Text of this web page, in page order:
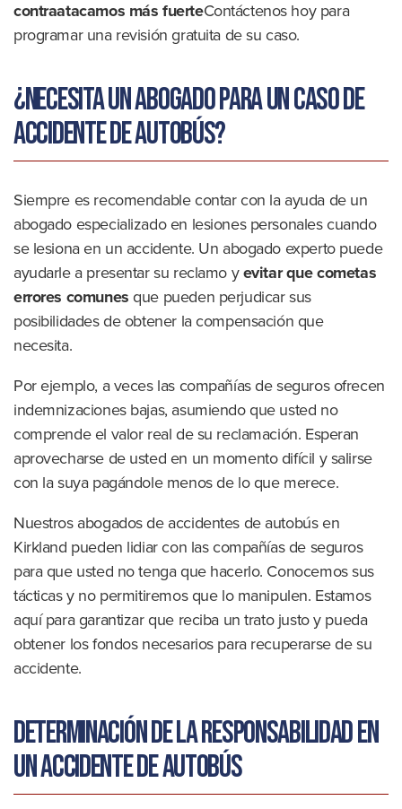
contraatacamos más fuerteContáctenos hoy para
programar una revisión gratuita de su caso.
¿Necesita un abogado para un caso de
accidente de autobús?
Siempre es recomendable contar con la ayuda de un
abogado especializado en lesiones personales cuando
se lesiona en un accidente. Un abogado experto puede
ayudarle a presentar su reclamo yevitar que cometas
errores comunesque pueden perjudicar sus
posibilidades de obtener la compensación que
necesita.
Por ejemplo, a veces las compañías de seguros ofrecen
indemnizaciones bajas, asumiendo que usted no
comprende el valor real de su reclamación. Esperan
aprovecharse de usted en un momento difícil y salirse
con la suya pagándole menos de lo que merece.
Nuestros abogados de accidentes de autobús en
Kirkland pueden lidiar con las compañías de seguros
para que usted no tenga que hacerlo. Conocemos sus
tácticas y no permitiremos que lo manipulen. Estamos
aquí para garantizar que reciba un trato justo y pueda
obtener los fondos necesarios para recuperarse de su
accidente.
Determinación de la responsabilidad en
un accidente de autobús